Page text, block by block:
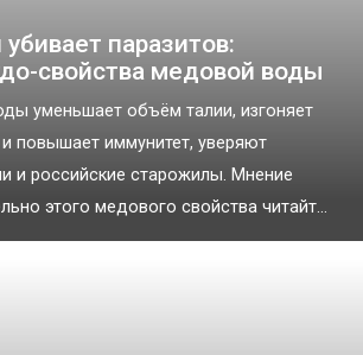
паразитов:
свойства медовой воды
уменьшает объём талии, изгоняет
и повышает иммунитет, уверяют
и российские старожилы. Мнение
этого медового свойства читайт...